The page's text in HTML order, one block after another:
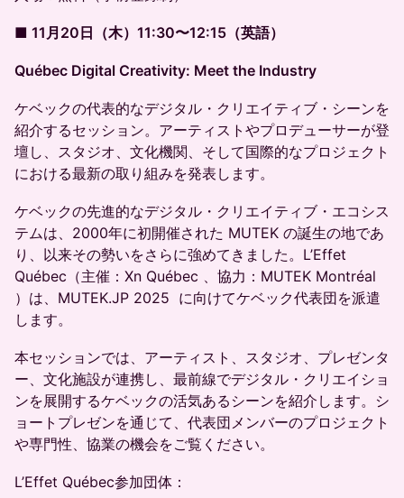
■ 11月20日（木）11:30〜12:15（英語）
Québec Digital Creativity: Meet the Industry
ケベックの代表的なデジタル・クリエイティブ・シーンを
紹介するセッション。アーティストやプロデューサーが登
壇し、スタジオ、文化機関、そして国際的なプロジェクト
における最新の取り組みを発表します。
ケベックの先進的なデジタル・クリエイティブ・エコシス
テムは、2000年に初開催された MUTEK の誕生の地であ
り、以来その勢いをさらに強めてきました。L’Effet
Québec（主催：Xn Québec 、協力：MUTEK Montréal
）は、MUTEK.JP 2025 に向けてケベック代表団を派遣
します。
本セッションでは、アーティスト、スタジオ、プレゼンタ
ー、文化施設が連携し、最前線でデジタル・クリエイショ
ンを展開するケベックの活気あるシーンを紹介します。シ
ョートプレゼンを通じて、代表団メンバーのプロジェクト
や専門性、協業の機会をご覧ください。
L’Effet Québec参加団体：